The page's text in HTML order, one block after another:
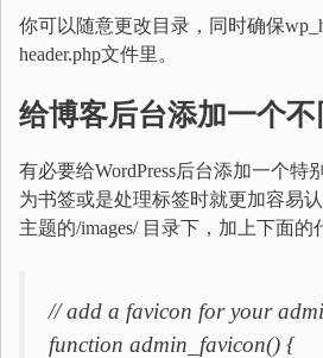
你可以随意更改目录，同时确保
header.php文件里。
给博客后台添加一个
有必要给WordPress后台添加一个特
为书签或是处理标签时就更加容易
主题的/images/ 目录下，加上下面的
// add a favicon for your
function admin_favicon() {